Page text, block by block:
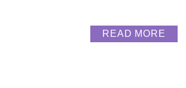
中，彷彿每一口都能讓你與海、與風
READ MORE